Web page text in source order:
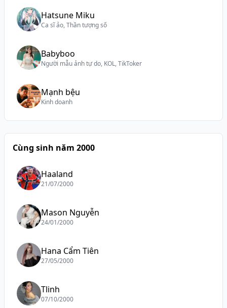
Hatsune Miku
Ca sĩ ảo, Thần tượng số
Babyboo
Người mẫu ảnh tự do, KOL, TikToker
Mạnh bệu
Kinh doanh
Cùng sinh năm 2000
Haaland
21/07/2000
Mason Nguyễn
24/01/2000
Hana Cẩm Tiên
27/05/2000
Tlinh
07/10/2000